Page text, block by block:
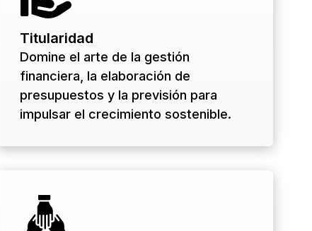
Titularidad
Domine el arte de la gestión
financiera, la elaboración de
presupuestos y la previsión para
impulsar el crecimiento sostenible.